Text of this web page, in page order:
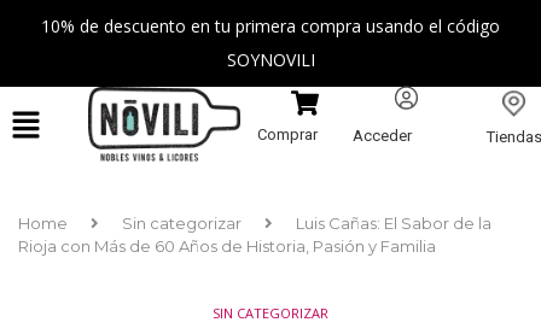
10% de descuento en tu primera compra usando el código
SOYNOVILI
Comprar Acceder Tiendas
Home Sin categorizar
Luis Cañas: El Sabor de la
Rioja con Más de 60 Años de Historia, Pasión y Familia
SIN CATEGORIZAR